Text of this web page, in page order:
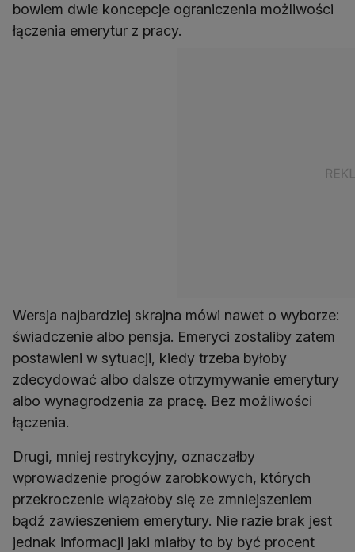
bowiem dwie koncepcje ograniczenia możliwości
łączenia emerytur z pracy.
Wersja najbardziej skrajna mówi nawet o wyborze:
świadczenie albo pensja. Emeryci zostaliby zatem
postawieni w sytuacji, kiedy trzeba byłoby
zdecydować albo dalsze otrzymywanie emerytury
albo wynagrodzenia za pracę. Bez możliwości
łączenia.
Drugi, mniej restrykcyjny, oznaczałby
wprowadzenie progów zarobkowych, których
przekroczenie wiązałoby się ze zmniejszeniem
bądź zawieszeniem emerytury. Nie razie brak jest
jednak informacji jaki miałby to by być procent